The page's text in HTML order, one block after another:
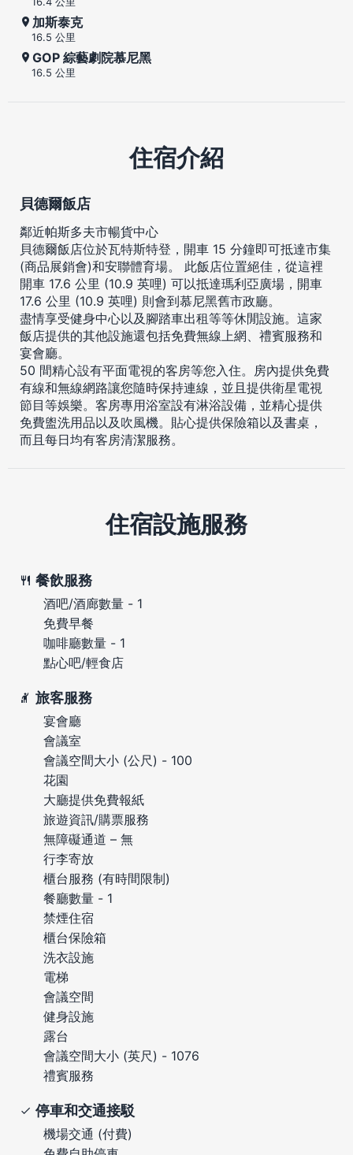
加斯泰克
16.5 公里
GOP 綜藝劇院慕尼黑
16.5 公里
住宿介紹
貝德爾飯店
鄰近帕斯多夫市暢貨中心
貝德爾飯店位於瓦特斯特登，開車 15 分鐘即可抵達市集
(商品展銷會)和安聯體育場。 此飯店位置絕佳，從這裡
開車 17.6 公里 (10.9 英哩) 可以抵達瑪利亞廣場，開車
17.6 公里 (10.9 英哩) 則會到慕尼黑舊市政廳。
盡情享受健身中心以及腳踏車出租等等休閒設施。這家
飯店提供的其他設施還包括免費無線上網、禮賓服務和
宴會廳。
50 間精心設有平面電視的客房等您入住。房內提供免費
有線和無線網路讓您隨時保持連線，並且提供衛星電視
節目等娛樂。客房專用浴室設有淋浴設備，並精心提供
免費盥洗用品以及吹風機。貼心提供保險箱以及書桌，
而且每日均有客房清潔服務。
住宿設施服務
餐飲服務
酒吧/酒廊數量 - 1
免費早餐
咖啡廳數量 - 1
點心吧/輕食店
旅客服務
宴會廳
會議室
會議空間大小 (公尺) - 100
花園
大廳提供免費報紙
旅遊資訊/購票服務
無障礙通道 – 無
行李寄放
櫃台服務 (有時間限制)
餐廳數量 - 1
禁煙住宿
櫃台保險箱
洗衣設施
電梯
會議空間
健身設施
露台
會議空間大小 (英尺) - 1076
禮賓服務
停車和交通接駁
機場交通 (付費)